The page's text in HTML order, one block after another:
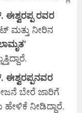
ಈಶ್ವರಪ್ಪ ರವರ
ಮತ್ತು ನೀರಿನ
’
ಈಶ್ವರಪ್ಪನವರ
ಬೇರೆ ಜಾರಿಗೆ
ನೀಡಿದ್ದಾರೆ.